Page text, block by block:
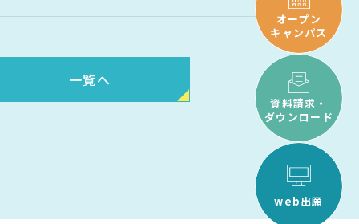
一覧へ
オープン
キャンパス
資料請求・
ダウンロード
web出願